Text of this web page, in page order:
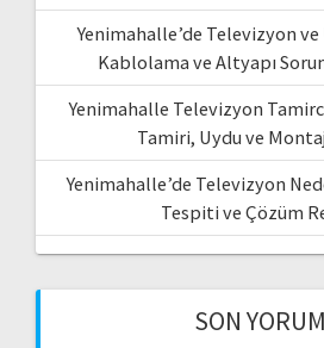
Yenimahalle’de Televizyon
Kablolama ve Altyapı
Yenimahalle Televizyon
Tamiri, Uydu ve
Yenimahalle’de Televizyon
Tespiti ve Çözüm
SON